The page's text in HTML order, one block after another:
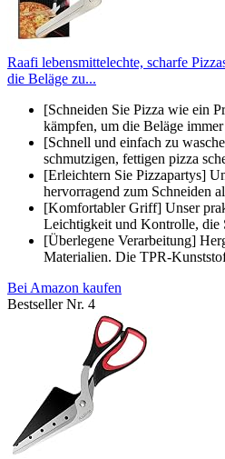
Raafi lebensmittelechte, scharfe
die Beläge zu...
[Schneiden Sie Pizza wie ein
kämpfen, um die Beläge
[Schnell und einfach zu
schmutzigen, fettigen pizza
[Erleichtern Sie Pizzapartys]
hervorragend zum Schneiden
[Komfortabler Griff] Unser
Leichtigkeit und Kontrolle, die
[Überlegene Verarbeitung]
Materialien. Die TPR-
Bei Amazon kaufen
Bestseller Nr. 4